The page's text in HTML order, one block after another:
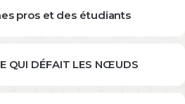
pros et des étudiants
QUI DÉFAIT LES NŒUDS